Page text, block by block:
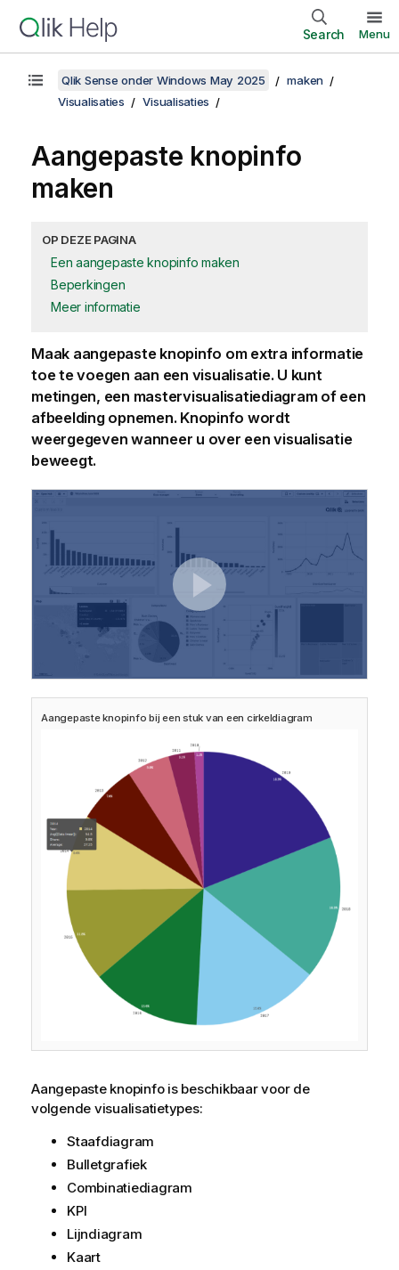
Search Menu
Qlik Sense onder Windows May 2025
maken
Visualisaties
Visualisaties
Aangepaste knopinfo
maken
OP DEZE PAGINA
Een aangepaste knopinfo maken
Beperkingen
Meer informatie
Maak aangepaste knopinfo om extra informatie
toe te voegen aan een visualisatie. U kunt
metingen, een mastervisualisatiediagram of een
afbeelding opnemen. Knopinfo wordt
weergegeven wanneer u over een visualisatie
beweegt.
Aangepaste knopinfo bij een stuk van een cirkeldiagram
Aangepaste knopinfo is beschikbaar voor de
volgende visualisatietypes:
Staafdiagram
Bulletgrafiek
Combinatiediagram
KPI
Lijndiagram
Kaart